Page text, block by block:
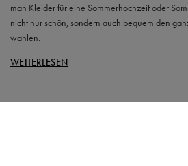
man Kleider für eine Sommerhochzeit oder
nicht nur schön, sondern auch bequem den
wählen.
WEITERLESEN